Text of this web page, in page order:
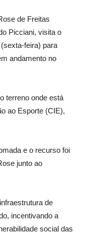
de Freitas
Picciani, visita o
feira) para
andamento no
terreno onde está
ao Esporte (CIE),
e o recurso foi
junto ao
de
incentivando a
social das